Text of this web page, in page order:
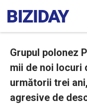
Grupul polonez
mii de noi locuri
următorii trei
agresive de